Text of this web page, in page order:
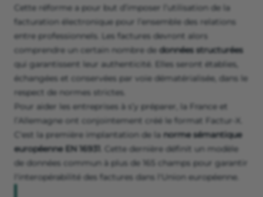
Cette réforme a pour but d’imposer l’utilisation de la
facturation électronique pour l’ensemble des relations
entre professionnels. Les factures devront alors
comprendre un certain nombre de données structurées
qui garantissent leur authenticité. Elles seront établies,
échangées et conservées par voie dématérialisée, dans le
respect de normes strictes.
Pour aider les entreprises à s’y préparer, la France et
l’Allemagne ont conjointement créé le format Factur-X.
C'est la première implantation de la norme sémantique
européenne EN 16931
. Cette dernière définit un modèle
de données commun à plus de 165 champs pour garantir
l'interopérabilité des factures dans l'Union européenne.